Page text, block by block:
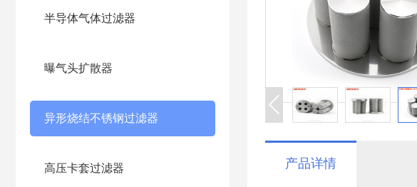
半导体气体过滤器
曝气头扩散器
异形烧结不锈钢过滤器
高压卡套过滤器 产品详情